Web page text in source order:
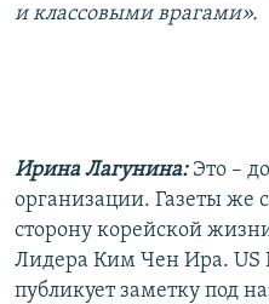
и классовыми врагами».
Ирина Лагунина: Это –
организации. Газеты же
сторону корейской
Лидера Ким Чен Ира. US
публикует заметку под